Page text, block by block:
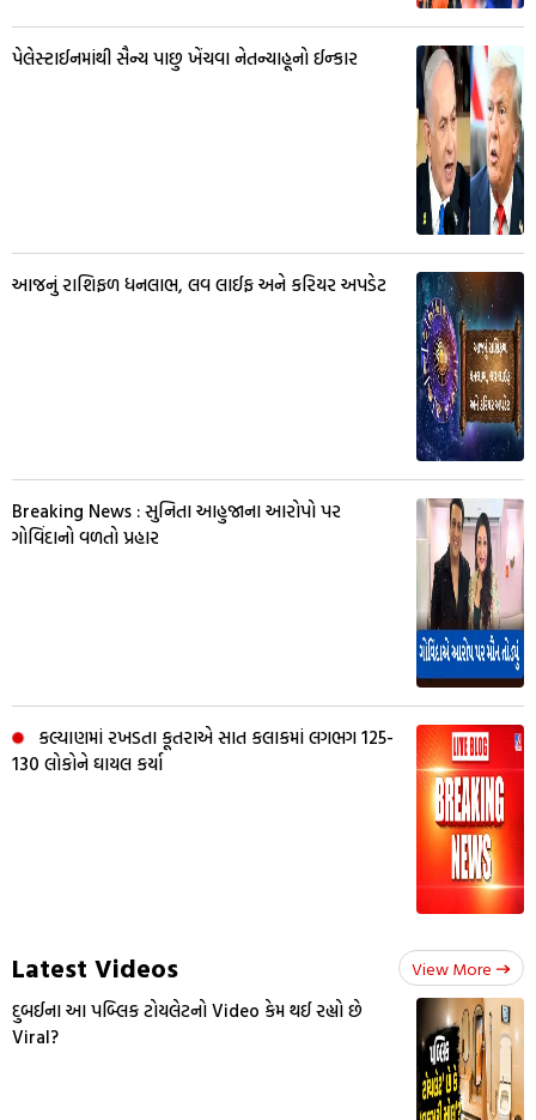
પેલેસ્ટાઈનમાંથી સૈન્ય પાછુ ખેંચવા નેતન્યાહૂનો ઈન્કાર
આજનું રાશિફળ ધનલાભ, લવ લાઈફ અને કરિયર અપડેટ
Breaking News : સુનિતા આહુજાના આરોપો પર
ગોવિંદાનો વળતો પ્રહાર
કલ્યાણમાં રખડતા કૂતરાએ સાત કલાકમાં લગભગ 125-
130 લોકોને ઘાયલ કર્યા
Latest Videos View More
દુબઈના આ પબ્લિક ટોયલેટનો Video કેમ થઈ રહ્યો છે
Viral?